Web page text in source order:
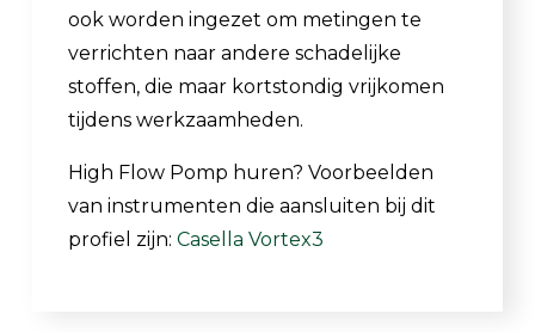
ook worden ingezet om metingen te
verrichten naar andere schadelijke
stoffen, die maar kortstondig vrijkomen
tijdens werkzaamheden.
High Flow Pomp huren? Voorbeelden
van instrumenten die aansluiten bij dit
profiel zijn: Casella Vortex3